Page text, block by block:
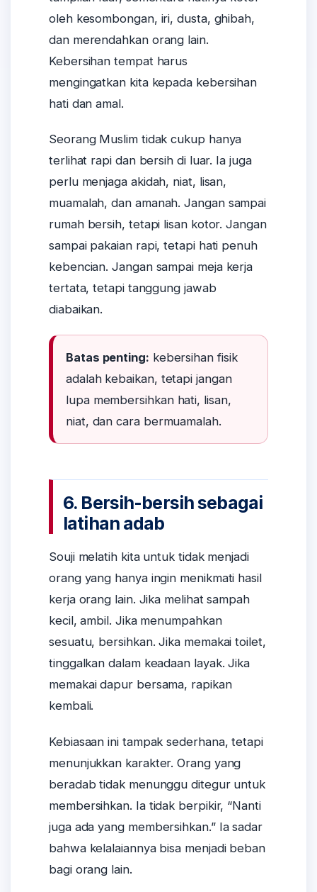
oleh kesombongan, iri, dusta, ghibah,
dan merendahkan orang lain.
Kebersihan tempat harus
mengingatkan kita kepada kebersihan
hati dan amal.
Seorang Muslim tidak cukup hanya
terlihat rapi dan bersih di luar. Ia juga
perlu menjaga akidah, niat, lisan,
muamalah, dan amanah. Jangan sampai
rumah bersih, tetapi lisan kotor. Jangan
sampai pakaian rapi, tetapi hati penuh
kebencian. Jangan sampai meja kerja
tertata, tetapi tanggung jawab
diabaikan.
Batas penting: kebersihan fisik
adalah kebaikan, tetapi jangan
lupa membersihkan hati, lisan,
niat, dan cara bermuamalah.
6. Bersih-bersih sebagai
latihan adab
Souji melatih kita untuk tidak menjadi
orang yang hanya ingin menikmati hasil
kerja orang lain. Jika melihat sampah
kecil, ambil. Jika menumpahkan
sesuatu, bersihkan. Jika memakai toilet,
tinggalkan dalam keadaan layak. Jika
memakai dapur bersama, rapikan
kembali.
Kebiasaan ini tampak sederhana, tetapi
menunjukkan karakter. Orang yang
beradab tidak menunggu ditegur untuk
membersihkan. Ia tidak berpikir, “Nanti
juga ada yang membersihkan.” Ia sadar
bahwa kelalaiannya bisa menjadi beban
bagi orang lain.